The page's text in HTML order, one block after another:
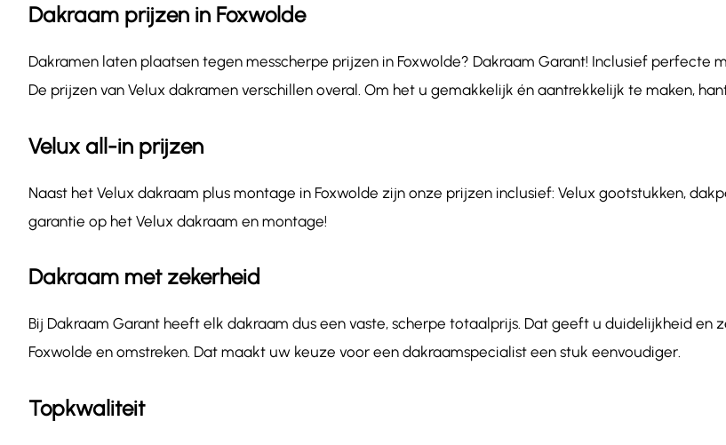
Dakraam prijzen in Foxwolde
Dakramen laten plaatsen tegen messcherpe prijzen in Foxwolde? Dakraam Garant! Inclusief perfecte
De prijzen van Velux dakramen verschillen overal. Om het u gemakkelijk én aantrekkelijk te maken,
Velux all-in prijzen
Naast het Velux dakraam plus montage in Foxwolde zijn onze prijzen inclusief: Velux gootstukken,
garantie op het Velux dakraam en montage!
Dakraam met zekerheid
Bij Dakraam Garant heeft elk dakraam dus een vaste, scherpe totaalprijs. Dat geeft u duidelijkheid en
Foxwolde en omstreken. Dat maakt uw keuze voor een dakraamspecialist een stuk eenvoudiger.
Topkwaliteit